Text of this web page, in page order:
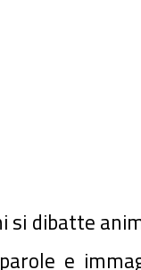
si dibatte
e